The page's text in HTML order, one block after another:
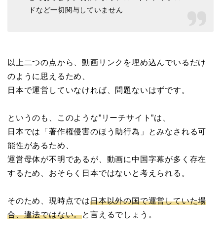
ドなど一切関与していません
以上二つの点から、動画リンクを埋め込んでいるだけ
のように思えるため、
日本で運営していなければ、問題ないはずです。
というのも、このような”リーチサイト”は、
日本では「著作権侵害のほう助行為」とみなされる可
能性があるため、
運営母体が不明であるが、動画に中国字幕が多く存在
するため、おそらく日本ではないと考えられる。
そのため、現時点では日本以外の国で運営していた場
合、違法ではない。と言えるでしょう。